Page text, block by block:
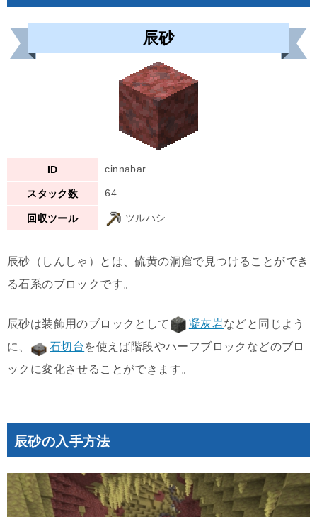
辰砂
ID cinnabar
スタック数 64
回収ツール ツルハシ
辰砂（しんしゃ）とは、硫黄の洞窟で見つけることができ
る石系のブロックです。
辰砂は装飾用のブロックとして 凝灰岩などと同じよう
に、
石切台 を使えば階段やハーフブロックなどのブロ
ックに変化させることができます。
辰砂の入手方法